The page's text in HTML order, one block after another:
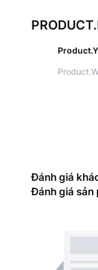
Đánh giá
Đánh giá sản